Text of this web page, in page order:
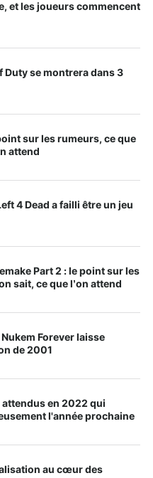
et les joueurs commencent
Duty se montrera dans 3
sur les rumeurs, ce que
attend
4 Dead a failli être un jeu
Part 2 : le point sur les
sait, ce que l’on attend
Forever laisse
de 2001
attendus en 2022 qui
l'année prochaine
au cœur des